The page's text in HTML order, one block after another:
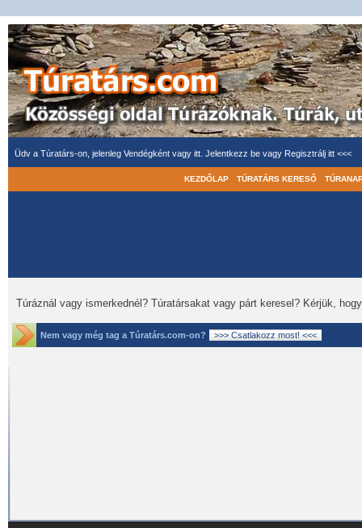
Üdv a Túratárs-on, jelenleg Vendégként vagy itt. Jelentkezz be vagy Regisztrálj itt <<<
KEZDŐLAP TÚRATÁRS KERESŐ
Túráznál vagy ismerkednél? Túratársakat vagy párt keresel? Kérjük,
Nem vagy még tag a Túratárs.com-on?